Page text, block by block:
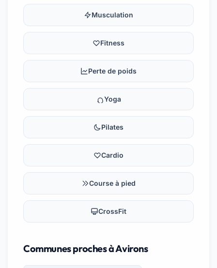
Musculation
Fitness
Perte de poids
Yoga
Pilates
Cardio
Course à pied
CrossFit
Communes proches à Avirons